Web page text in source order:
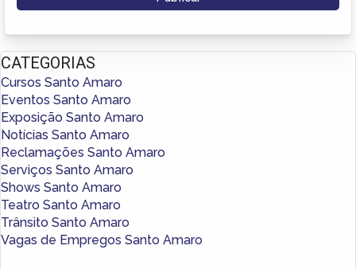
CATEGORIAS
Cursos Santo Amaro
Eventos Santo Amaro
Exposição Santo Amaro
Notícias Santo Amaro
Reclamações Santo Amaro
Serviços Santo Amaro
Shows Santo Amaro
Teatro Santo Amaro
Trânsito Santo Amaro
Vagas de Empregos Santo Amaro